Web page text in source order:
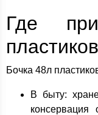
Где
Бочка 48л
В быту:
консервация